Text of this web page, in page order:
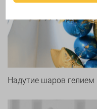
Надутие шаров гелием